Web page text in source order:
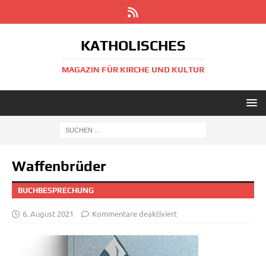
KATHOLISCHES
MAGAZIN FÜR KIRCHE UND KULTUR
Waffenbrüder
BUCHBESPRECHUNG
6. August 2021 Kommentare deaktiviert